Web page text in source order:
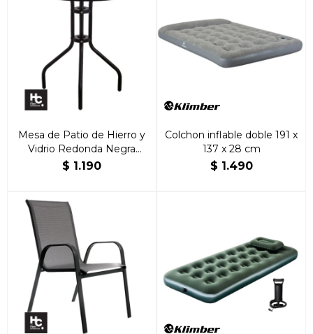
Mesa de Patio de Hierro y
Vidrio Redonda Negra
60cm
$ 1.190
Colchon inflable doble 191 x
137 x 28 cm
$ 1.490